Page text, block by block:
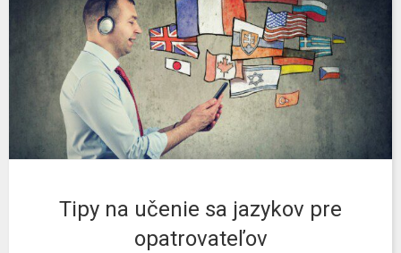
Tipy na učenie sa jazykov pre
opatrovateľov